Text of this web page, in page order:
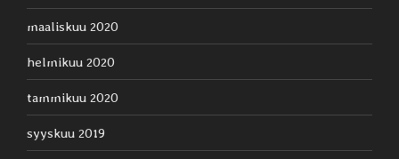
maaliskuu 2020
helmikuu 2020
tammikuu 2020
syyskuu 2019